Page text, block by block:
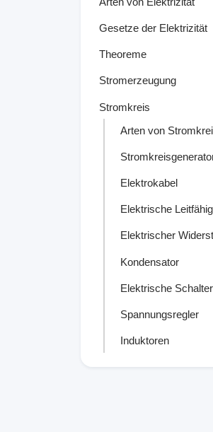
Gesetze der Elektrizität
Theoreme
Stromerzeugung
Stromkreis
Arten von
Elektrokabel
Elektrische
Elektrischer
Kondensator
Elektrische Schalter
Spannungsregler
Induktoren